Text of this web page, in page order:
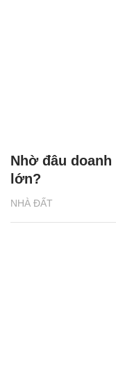
NHÀ ĐẤT
Nhờ đâu
lớn?